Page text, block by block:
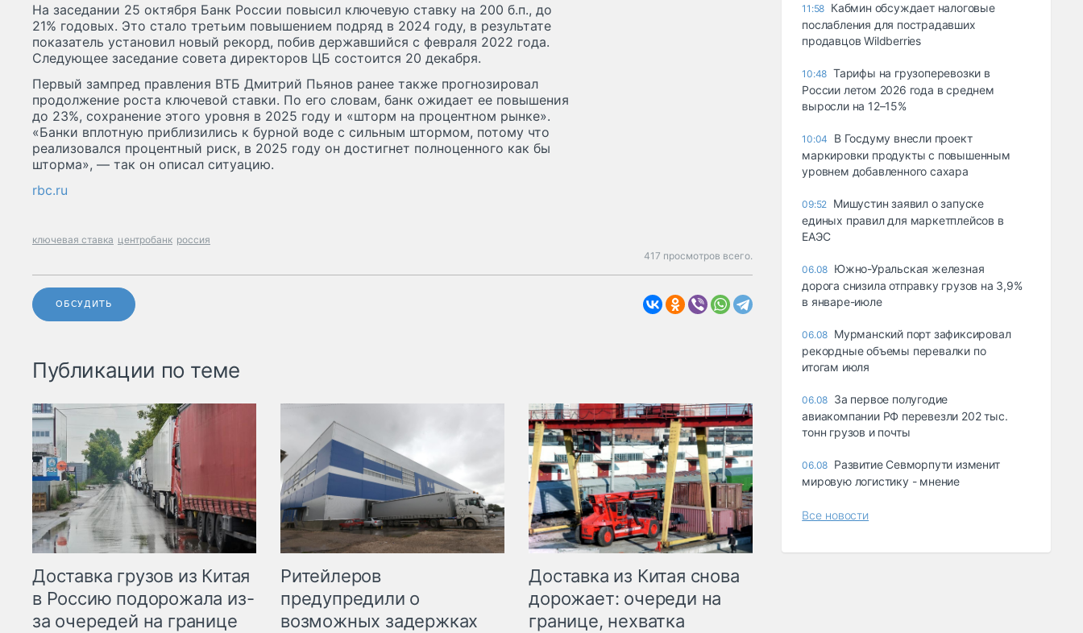
На заседании 25 октября Банк России повысил ключевую ставку на 200 б.п., до
21% годовых. Это стало третьим повышением подряд в 2024 году, в результате
показатель установил новый рекорд, побив державшийся с февраля 2022 года.
Следующее заседание совета директоров ЦБ состоится 20 декабря.
Первый зампред правления ВТБ Дмитрий Пьянов ранее также прогнозировал
продолжение роста ключевой ставки. По его словам, банк ожидает ее повышения
до 23%, сохранение этого уровня в 2025 году и «шторм на процентном рынке».
«Банки вплотную приблизились к бурной воде с сильным штормом, потому что
реализовался процентный риск, в 2025 году он достигнет полноценного как бы
шторма», — так он описал ситуацию.
rbc.ru
ключевая ставка центробанк россия
417 просмотров всего.
ОБСУДИТЬ
Публикации по теме
Доставка грузов из Китая
в Россию подорожала из-
за очередей на границе
Ритейлеров
предупредили о
возможных задержках
Доставка из Китая снова
дорожает: очереди на
границе, нехватка
11:58 Кабмин обсуждает налоговые
послабления для пострадавших
продавцов Wildberries
10:48 Тарифы на грузоперевозки в
России летом 2026 года в среднем
выросли на 12–15%
10:04
В Госдуму внесли проект
маркировки продукты с повышенным
уровнем добавленного сахара
09:52 Мишустин заявил о запуске
единых правил для маркетплейсов в
ЕАЭС
06.08 Южно-Уральская железная
дорога снизила отправку грузов на 3,9%
в январе-июле
06.08 Мурманский порт зафиксировал
рекордные объемы перевалки по
итогам июля
06.08 За первое полугодие
авиакомпании РФ перевезли 202 тыс.
тонн грузов и почты
06.08 Развитие Севморпути изменит
мировую логистику - мнение
Все новости